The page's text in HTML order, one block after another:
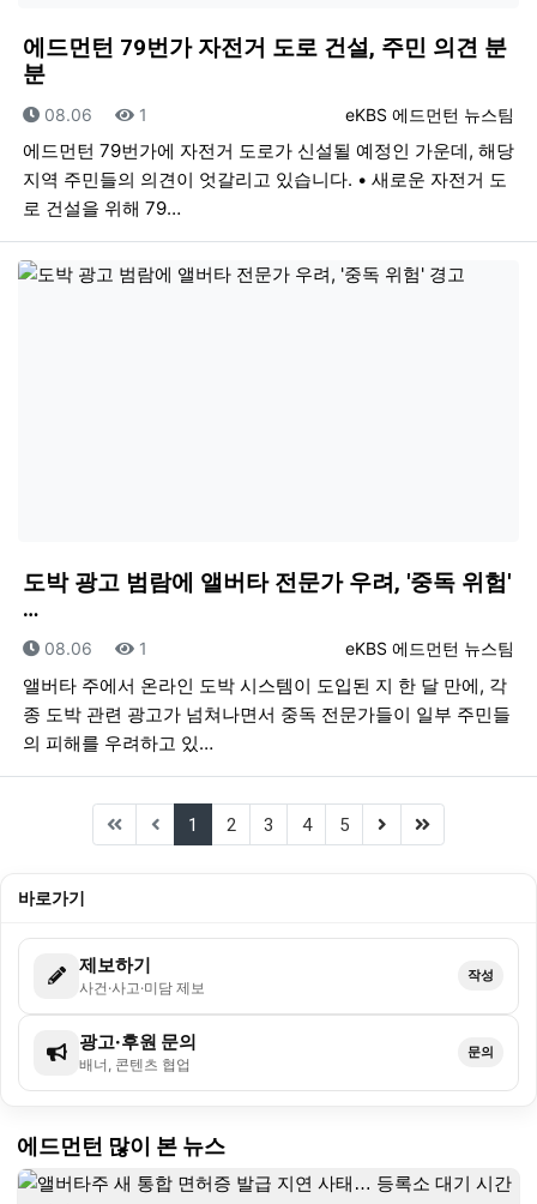
에드먼턴 79번가 자전거 도로 건설, 주민 의견 분
분
등록자
eKBS 에드먼턴 뉴스팀
등록일
08.06 조회
1
에드먼턴 79번가에 자전거 도로가 신설될 예정인 가운데, 해당
지역 주민들의 의견이 엇갈리고 있습니다. • 새로운 자전거 도
로 건설을 위해 79…
도박 광고 범람에 앨버타 전문가 우려, '중독 위험'
…
등록자
eKBS 에드먼턴 뉴스팀
등록일
08.06 조회
1
앨버타 주에서 온라인 도박 시스템이 도입된 지 한 달 만에, 각
종 도박 관련 광고가 넘쳐나면서 중독 전문가들이 일부 주민들
의 피해를 우려하고 있…
1 (current)
2 3 4 5 (next)(last)
바로가기
제보하기
사건·사고·미담 제보
작성
광고·후원 문의
배너, 콘텐츠 협업
문의
에드먼턴 많이 본 뉴스